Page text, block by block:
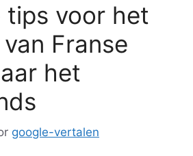
tips voor het
Franse
het
google-vertalen